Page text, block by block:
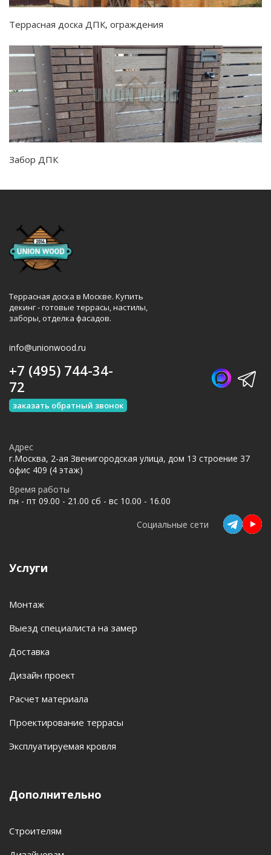
Террасная доска ДПК, ограждения
Забор ДПК
Террасная доска в Москве. Купить
декинг - готовые террасы, настилы,
заборы, отделка фасадов.
info@unionwood.ru
Услуги
Монтаж
Выезд специалиста на замер
Доставка
Дизайн проект
Расчет материала
Проектирование террасы
Эксплуатируемая кровля
Дополнительно
Строителям
+7 (495) 744-34-
72
заказать обратный звонок
Адрес
г.Москва, 2-ая Звенигородская улица, дом 13 строение 37
офис 409 (4 этаж)
Время работы
пн - пт 09.00 - 21.00 сб - вс 10.00 - 16.00
Социальные сети